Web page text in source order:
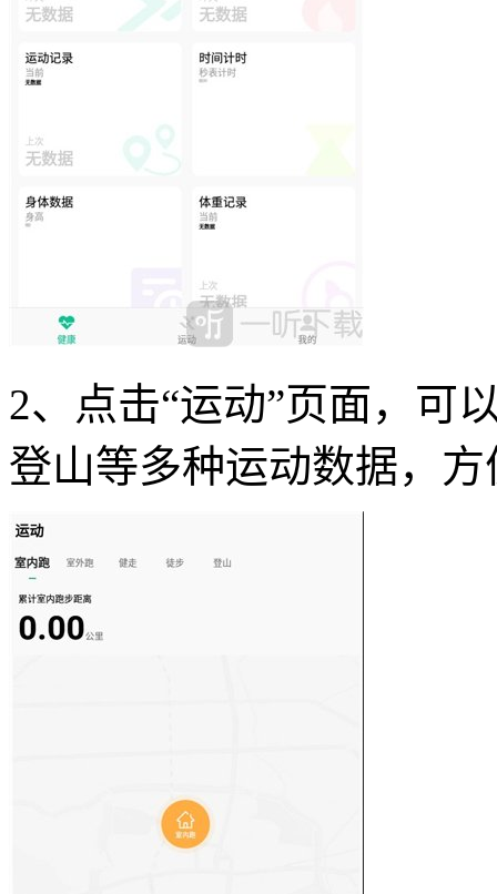
2、点击“运动”页面，可
登山等多种运动数据，